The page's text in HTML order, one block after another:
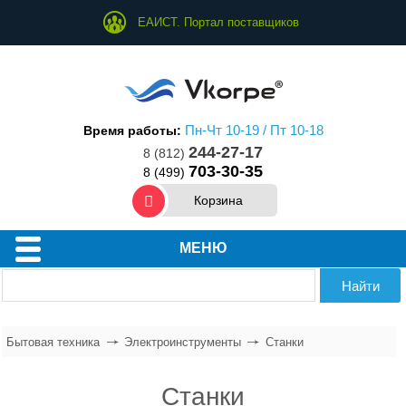
ЕАИСТ. Портал поставщиков
Время работы: Пн-Чт 10-19 / Пт 10-18
8 (812) 244-27-17
8 (499) 703-30-35
Корзина
МЕНЮ
Бытовая техника Электроинструменты Станки
Станки
Техника для кухни
Климатическое оборудование